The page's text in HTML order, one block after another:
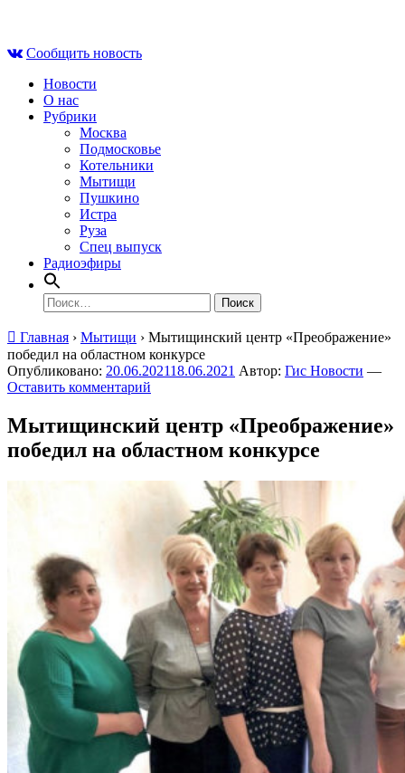
contentСообщить новость
Новости
О нас
Рубрики
Москва
Подмосковье
Котельники
Мытищи
Пушкино
Истра
Руза
Спец выпуск
Радиоэфиры
Найти:
Главная › Мытищи › Мытищинский центр «Преображение»
победил на областном конкурсе
Опубликовано: 20.06.202118.06.2021 Автор: Гис Новости —
Оставить комментарий
Мытищинский центр «Преображение»
победил на областном конкурсе